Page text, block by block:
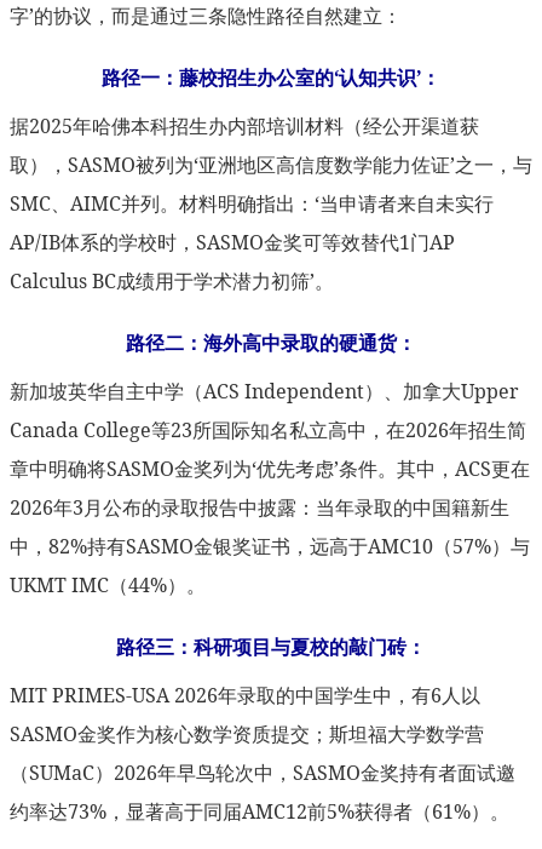
字’的协议，而是通过三条隐性路径自然建立：
路径一：藤校招生办公室的‘认知共识’：
据2025年哈佛本科招生办内部培训材料（经公开渠道获
取），SASMO被列为‘亚洲地区高信度数学能力佐证’之一，与
SMC、AIMC并列。材料明确指出：‘当申请者来自未实行
AP/IB体系的学校时，SASMO金奖可等效替代1门AP
Calculus BC成绩用于学术潜力初筛’。
路径二：海外高中录取的硬通货：
新加坡英华自主中学（ACS Independent）、加拿大Upper
Canada College等23所国际知名私立高中，在2026年招生简
章中明确将SASMO金奖列为‘优先考虑’条件。其中，ACS更在
2026年3月公布的录取报告中披露：当年录取的中国籍新生
中，82%持有SASMO金银奖证书，远高于AMC10（57%）与
UKMT IMC（44%）。
路径三：科研项目与夏校的敲门砖：
MIT PRIMES-USA 2026年录取的中国学生中，有6人以
SASMO金奖作为核心数学资质提交；斯坦福大学数学营
（SUMaC）2026年早鸟轮次中，SASMO金奖持有者面试邀
约率达73%，显著高于同届AMC12前5%获得者（61%）。